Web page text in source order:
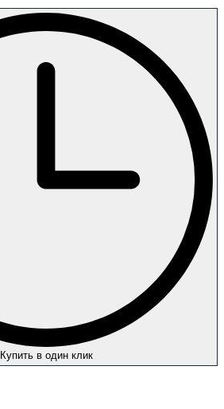
Купить в один клик